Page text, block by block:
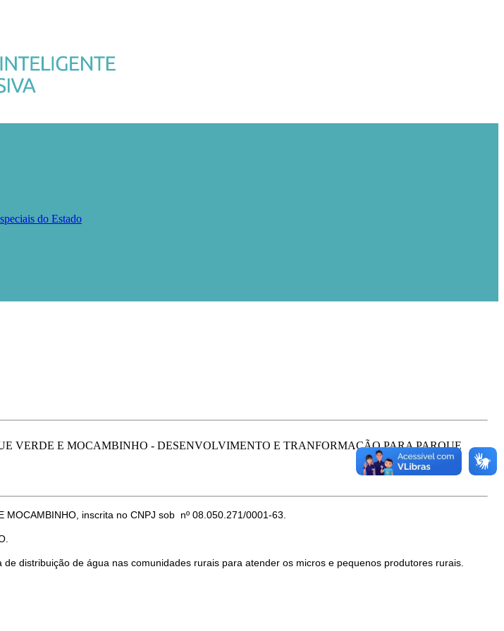
do Estado
VERDE E MOCAMBINHO - DESENVOLVIMENTO E TRANFORMAÇÃO PARA PARQUE
MOCAMBINHO, inscrita no CNPJ sob nº 08.050.271/0001-63.
distribuição de água nas comunidades rurais para atender os micros e pequenos produtores rurais.